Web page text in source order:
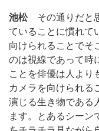
池松その通りだと
ていることに慣れて
向けられることでそ
のは視線であって時
ことを俳優は人より
カメラを向けられる
演じる生き物である
ます。とあるシーン